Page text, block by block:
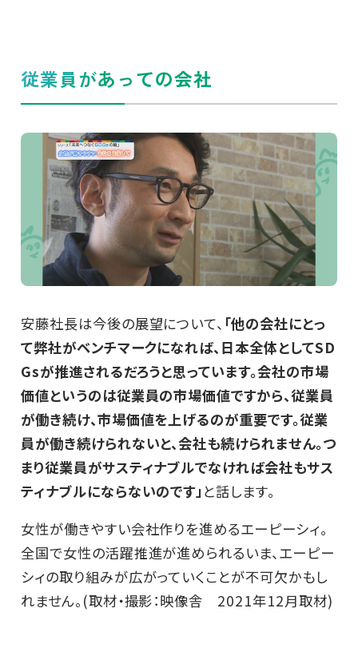
従業員があっての会社
安藤社長は今後の展望について、 「他の会社にとっ
て弊社がベンチマークになれば、日本全体としてSD
Gsが推進されるだろうと思っています。会社の市場
価値というのは従業員の市場価値ですから、従業員
が働き続け、市場価値を上げるのが重要です。従業
員が働き続けられないと、会社も続けられません。つ
まり従業員がサスティナブルでなければ会社もサス
ティナブルにならないのです」 と話します。
女性が働きやすい会社作りを進めるエーピーシィ。
全国で女性の活躍推進が進められるいま、エーピー
シィの取り組みが広がっていくことが不可欠かもし
れません。(取材・撮影：映像舎 2021年12月取材)